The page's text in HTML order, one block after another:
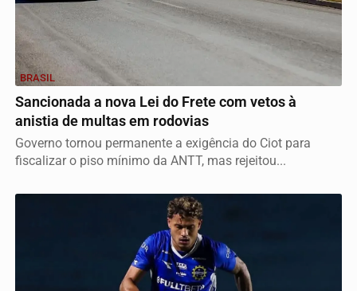
BRASIL
Sancionada a nova Lei do Frete com vetos à
anistia de multas em rodovias
Governo tornou permanente a exigência do Ciot para
fiscalizar o piso mínimo da ANTT, mas rejeitou...